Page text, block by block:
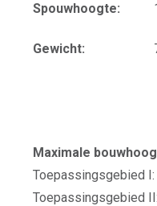
Spouwhoogte:
Gewicht:
Maximale
Toepassingsgebied
Toepassingsgebied